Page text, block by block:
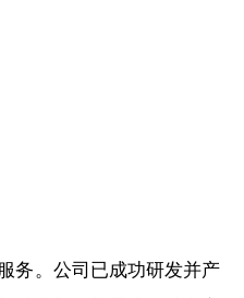
务。公司已成功研发并产